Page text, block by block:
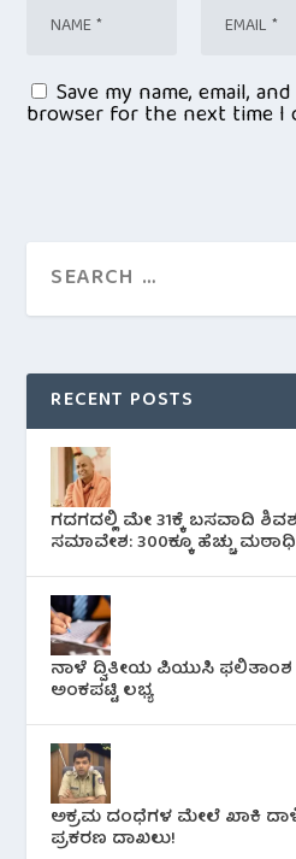
Save my name, email,
browser for the next time I
RECENT POSTS
ಗದಗದಲ್ಲಿ ಮೇ 31ಕ್ಕೆ ಬಸವಾದಿ
ಸಮಾವೇಶ: 300ಕ್ಕೂ ಹೆಚ್ಚು
ನಾಳೆ ದ್ವಿತೀಯ ಪಿಯುಸಿ ಫಲಿತಾಂಶ
ಅಂಕಪಟ್ಟಿ ಲಭ್ಯ
ಅಕ್ರಮ ದಂಧೆಗಳ ಮೇಲೆ ಖಾಕಿ
ಪ್ರಕರಣ ದಾಖಲು!